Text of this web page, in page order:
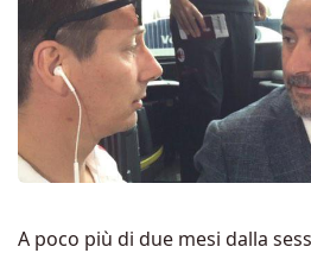
A poco più di due mesi dalla